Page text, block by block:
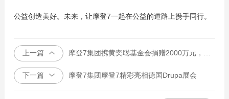
公益创造美好。未来，让摩登7一起在公益的道路上携手同行。
上一篇 摩登7集团携黄奕聪基金会捐赠2000万元，驰援甘肃地震灾区
下一篇 摩登7集团摩登7精彩亮相德国Drupa展会